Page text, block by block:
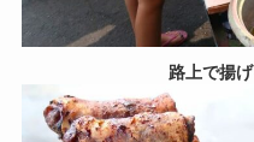
路上で揚